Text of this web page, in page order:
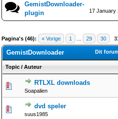
GemistDownloader-
plugin
17 January
Pagina's (46): « Vorige 1 29 30
Dit
GemistDownloader
Topic / Auteur
RTLXL downloads
Soapalien
dvd speler
suus1985